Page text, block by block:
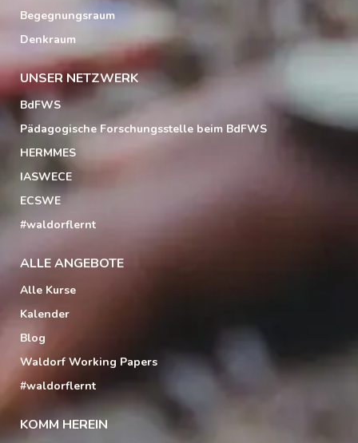
Begegnungsraum
Denkraum
UNSER NETZWERK
BdFWS
Pädagogische Forschungsstelle beim BdFWS
HERMMES
IASWECE
ECSWE
#waldorflernt
ALLE ANGEBOTE
Alle Kurse
Kalender
Blog
Waldorf Working Papers
#waldorflernt
KOMM HEREIN